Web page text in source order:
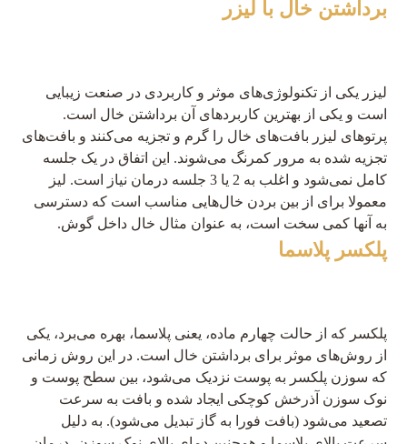
برداشتن خال با لیزر
لیزر یکی از تکنولوژی‌های موثر و کاربردی در صنعت زیبایی
است و یکی از بهترین کاربردهای آن برداشتن خال است.
پرتوهای لیزر بافت‌های خال را گرم و تجزیه می‌کنند و بافت‌های
تجزیه شده به مرور کمرنگ می‌شوند. این اتفاق در یک جلسه
کامل نمی‌شود و اغلب به 2 یا 3 جلسه درمان نیاز است. لیز
معمولا برای از بین بردن خال‌هایی مناسب است که دسترسی
به آنها کمی سخت است، به عنوان مثال خال داخل گوش.
پلکسر پلاسما
پلکسر که از حالت چهارم ماده، یعنی پلاسما، بهره می‎‌برد، یکی
از روش‌های موثر برای برداشتن خال است. در این روش زمانی
که سوزن پلکسر به پوست نزدیک می‌شود، بین سطح پوست و
نوک سوزن آذرخش کوچکی ایجاد شده و بافت به سرعت
تصعید می‌شود (بافت فورا به گاز تبدیل می‌شود). به دلیل